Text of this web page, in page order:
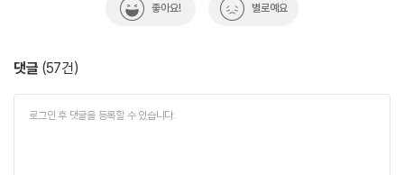
좋아요! 별로예요
댓글 (57건)